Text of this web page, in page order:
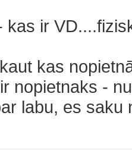
kas ir
kas
nopietnaks -
labu, es saku